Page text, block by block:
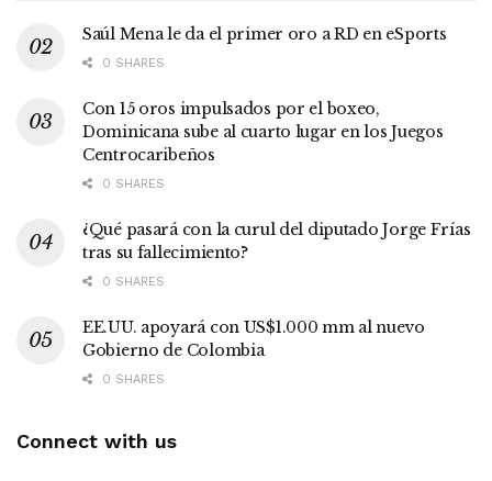
Saúl Mena le da el primer oro a RD en eSports
0 SHARES
Con 15 oros impulsados por el boxeo,
Dominicana sube al cuarto lugar en los Juegos
Centrocaribeños
0 SHARES
¿Qué pasará con la curul del diputado Jorge Frías
tras su fallecimiento?
0 SHARES
EE.UU. apoyará con US$1.000 mm al nuevo
Gobierno de Colombia
0 SHARES
Connect with us